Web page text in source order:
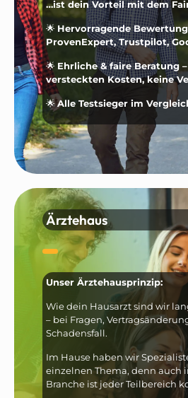
…ist dein Vorteil mit dem
🌟 Hervorragende
ProvenExpert, Trustpilot,
🌟 Ehrliche & faire Beratung
versteckten Kosten, keine
🌟Alle Testsieger im
Ärztehaus
Unser Ärztehausprinzip:
Wie dein Hausarzt sind wir
– bei Fragen,
Schadensfall.
Im Hause haben wir
einzelnen Thema, denn auch
Branche ist jeder Teilbereich